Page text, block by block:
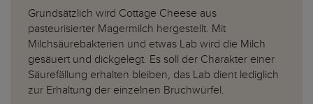
Grundsätzlich wird Cottage Cheese aus
pasteurisierter Magermilch hergestellt. Mit
Milchsäurebakterien und etwas Lab wird die Milch
gesäuert und dickgelegt. Es soll der Charakter einer
Säurefällung erhalten bleiben, das Lab dient lediglich
zur Erhaltung der einzelnen Bruchwürfel.